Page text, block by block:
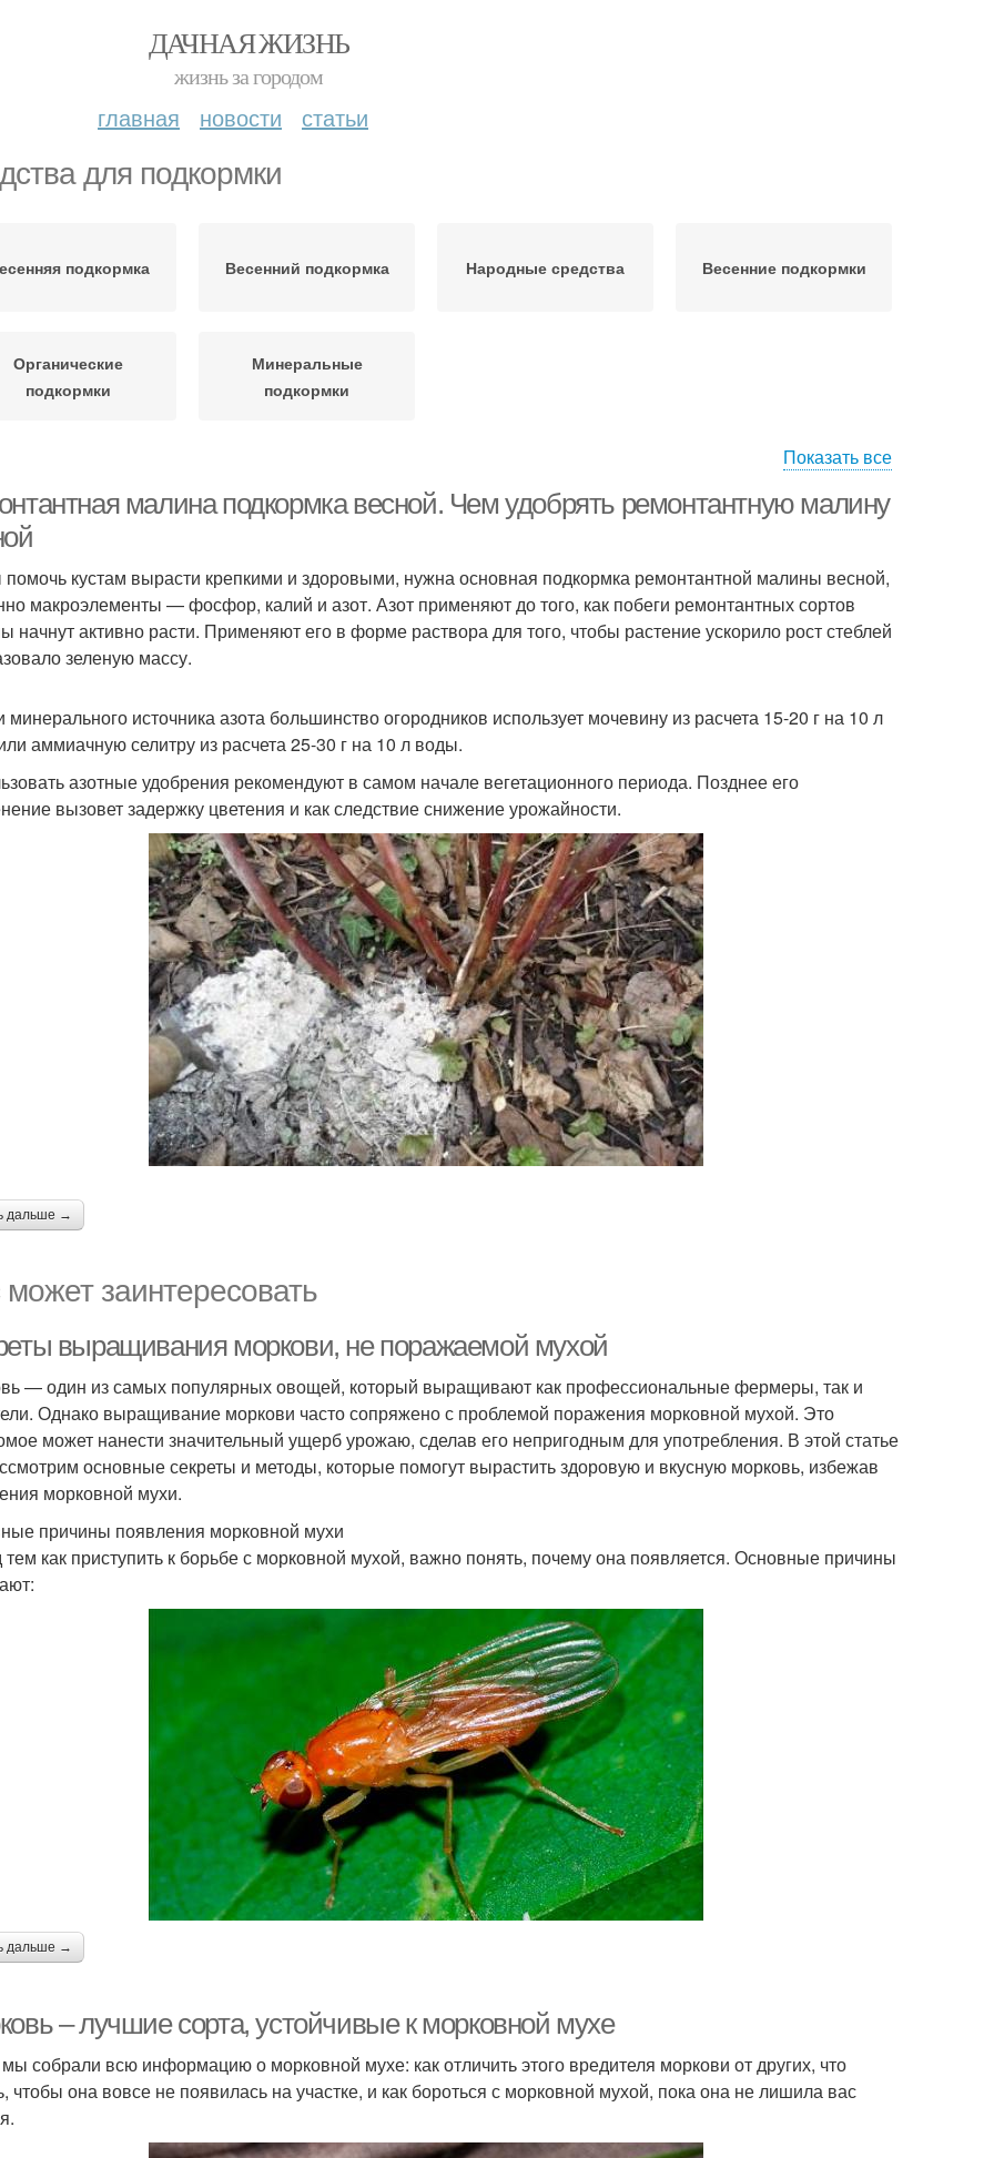
ДАЧНАЯ ЖИЗНЬ
жизнь за городом
главная новости статьи
для подкормки
подкормка Весенний подкормка Народные средства Весенние подкормки
Органические
подкормки
Минеральные
подкормки
Показать все
малина подкормка весной. Чем удобрять ремонтантную малину
кустам вырасти крепкими и здоровыми, нужна основная подкормка ремонтантной малины весной,
макроэлементы — фосфор, калий и азот. Азот применяют до того, как побеги ремонтантных сортов
начнут активно расти. Применяют его в форме раствора для того, чтобы растение ускорило рост стеблей
зеленую массу.
минерального источника азота большинство огородников использует мочевину из расчета 15-20 г на 10 л
аммиачную селитру из расчета 25-30 г на 10 л воды.
азотные удобрения рекомендуют в самом начале вегетационного периода. Позднее его
вызовет задержку цветения и как следствие снижение урожайности.
дальше →
заинтересовать
выращивания моркови, не поражаемой мухой
— один из самых популярных овощей, который выращивают как профессиональные фермеры, так и
Однако выращивание моркови часто сопряжено с проблемой поражения морковной мухой. Это
может нанести значительный ущерб урожаю, сделав его непригодным для употребления. В этой статье
основные секреты и методы, которые помогут вырастить здоровую и вкусную морковь, избежав
морковной мухи.
причины появления морковной мухи
как приступить к борьбе с морковной мухой, важно понять, почему она появляется. Основные причины
дальше →
– лучшие сорта, устойчивые к морковной мухе
собрали всю информацию о морковной мухе: как отличить этого вредителя моркови от других, что
чтобы она вовсе не появилась на участке, и как бороться с морковной мухой, пока она не лишила вас